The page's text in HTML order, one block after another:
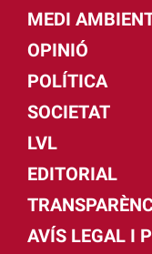
MEDI
OPINIÓ
POLÍTICA
SOCIETAT
LVL
EDITORIAL
AVÍS LEGAL I